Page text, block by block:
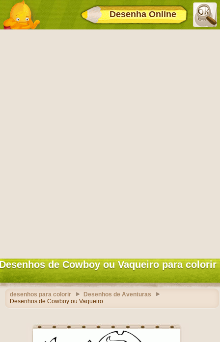
Desenha Online
de Cowboy ou Vaqueiro para colorir
desenhos para colorir
Desenhos de Aventuras
Desenhos de Cowboy ou Vaqueiro